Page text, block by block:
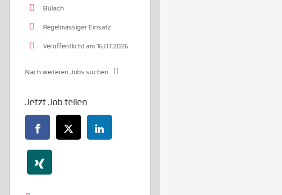
Bülach
Regelmässiger Einsatz
Veröffentlicht am 16.07.2026
Nach weiteren Jobs suchen
Jetzt Job teilen